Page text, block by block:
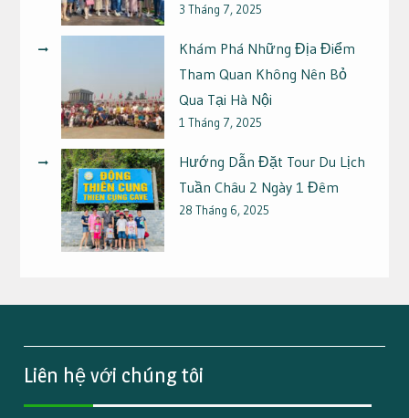
3 Tháng 7, 2025
Khám Phá Những Địa Điểm
Tham Quan Không Nên Bỏ
Qua Tại Hà Nội
1 Tháng 7, 2025
Hướng Dẫn Đặt Tour Du Lịch
Tuần Châu 2 Ngày 1 Đêm
28 Tháng 6, 2025
Liên hệ với chúng tôi